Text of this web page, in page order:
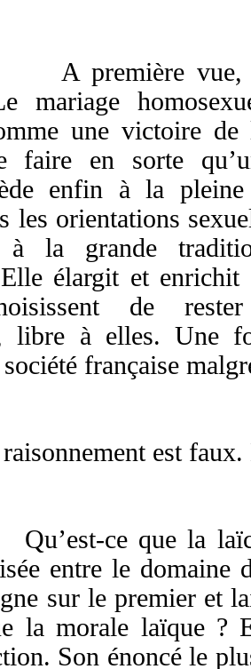
vue, cette
mariage
une victoire de
faire en sorte
enfin à la
les orientations
la grande
élargit et
de
libre à elles. Une
française
est faux.
que la laïcité
entre le
sur le premier et
la morale laïque ?
Son énoncé le